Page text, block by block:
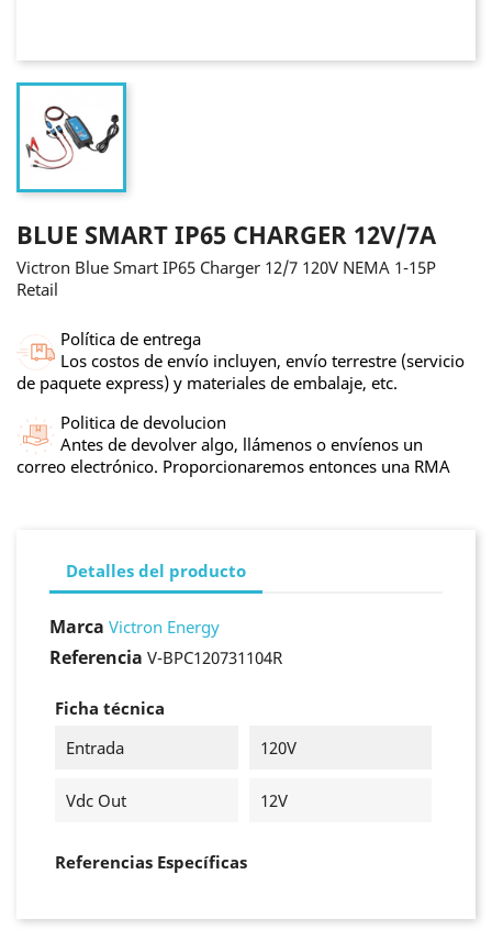
BLUE SMART IP65 CHARGER 12V/7A
Victron Blue Smart IP65 Charger 12/7 120V NEMA 1-15P
Retail
Política de entrega
Los costos de envío incluyen, envío terrestre (servicio
de paquete express) y materiales de embalaje, etc.
Politica de devolucion
Antes de devolver algo, llámenos o envíenos un
correo electrónico. Proporcionaremos entonces una RMA
Detalles del producto
Marca Victron Energy
Referencia V-BPC120731104R
Ficha técnica
Entrada
120V
Vdc Out 12V
Referencias Específicas